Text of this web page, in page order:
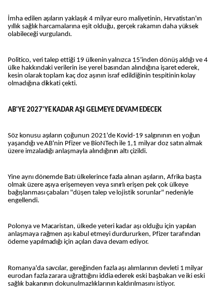
İmha edilen aşıların yaklaşık 4 milyar euro maliyetinin, Hırvatistan'ın
yıllık sağlık harcamalarına eşit olduğu, gerçek rakamın daha yüksek
olabileceği vurgulandı.
Politico, veri talep ettiği 19 ülkenin yalnızca 15'inden dönüş aldığı ve 4
ülke hakkındaki verilerin ise yerel basından alındığına işaret ederek,
kesin olarak toplam kaç doz aşının israf edildiğinin tespitinin kolay
olmadığına dikkati çekti.
AB'YE 2027'YE KADAR AŞI GELMEYE DEVAM EDECEK
Söz konusu aşıların çoğunun 2021'de Kovid-19 salgınının en yoğun
yaşandığı ve AB'nin Pfizer ve BioNTech ile 1,1 milyar doz satın almak
üzere imzaladığı anlaşmayla alındığının altı çizildi.
Yine aynı dönemde Batı ülkelerince fazla alınan aşıların, Afrika başta
olmak üzere aşıya erişemeyen veya sınırlı erişen pek çok ülkeye
bağışlanması çabaları "düşen talep ve lojistik sorunlar" nedeniyle
engellendi.
Polonya ve Macaristan, ülkede yeteri kadar aşı olduğu için yapılan
anlaşmaya rağmen aşı kabul etmeyi durdururken, Pfizer tarafından
ödeme yapılmadığı için açılan dava devam ediyor.
Romanya'da savcılar, gereğinden fazla aşı alımlarının devleti 1 milyar
eurodan fazla zarara uğrattığını iddia ederek eski başbakan ve iki eski
sağlık bakanının dokunulmazlıklarının kaldırılmasını istiyor.